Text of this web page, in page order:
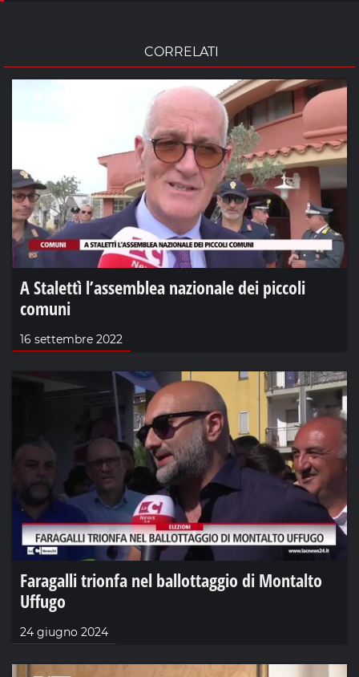
CORRELATI
A Stalettì l’assemblea nazionale dei piccoli
comuni
16 settembre 2022
Faragalli trionfa nel ballottaggio di Montalto
Uffugo
24 giugno 2024